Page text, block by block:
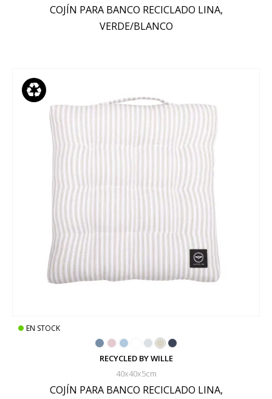
COJÍN PARA BANCO RECICLADO LINA,
VERDE/BLANCO
EN STOCK
RECYCLED BY WILLE
40x40x5cm
COJÍN PARA BANCO RECICLADO LINA,